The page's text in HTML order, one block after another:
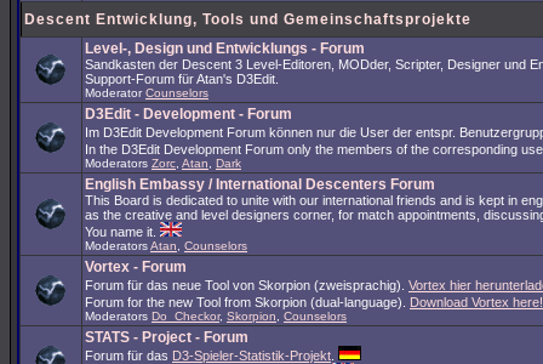
Descent Entwicklung, Tools und Gemeinschaftsprojekte
Level-, Design und Entwicklungs - Forum
Sandkasten der Descent 3 Level-Editoren, MODder, Scripter, Designer und
Support-Forum für Atan's D3Edit.
Moderator Counselors
D3Edit - Development - Forum
Im D3Edit Development Forum können nur die User der entspr.
In the D3Edit Development Forum only the members of the corresponding
Moderators Zorc Atan Dark
English Embassy / International Descenters Forum
This Board is dedicated to unite with our international friends and is kept in
as the creative and level designers corner, for match appointments,
You name it.
ModeratorsAtan Counselors
Vortex - Forum
Forum für das neue Tool von Skorpion (zweisprachig). Vortex hier
Forum for the new Tool from Skorpion (dual-language). Download Vortex here!
Moderators Do_Checkor, Skorpion Counselors
STATS - Project - Forum
Forum für das D3-Spieler-Statistik-Projekt